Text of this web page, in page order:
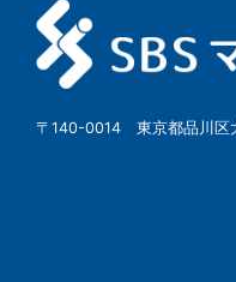
〒140-0014 東京都品川